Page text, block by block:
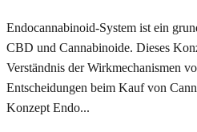
Endocannabinoid-System ist ein
CBD und Cannabinoide. Dieses
Verständnis der Wirkmechanismen
Entscheidungen beim Kauf von
Konzept Endo...